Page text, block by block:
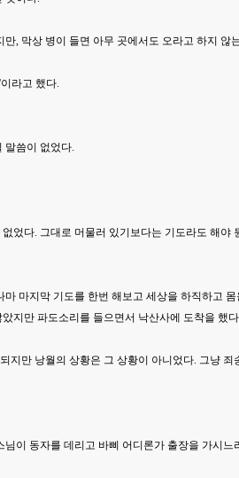
, 막상 병이 들면 아무 곳에서도 오라고 하지 않
라고 했다.
말씀이 없었다.
었다. 그대로 머물러 있기보다는 기도라도 해야
마지막 기도를 한번 해보고 세상을 하직하고 몸
지만 파도소리를 들으면서 낙산사에 도착을 했
지만 낭월의 상황은 그 상황이 아니었다. 그냥 죄
이 동자를 데리고 바삐 어디론가 출장을 가시느